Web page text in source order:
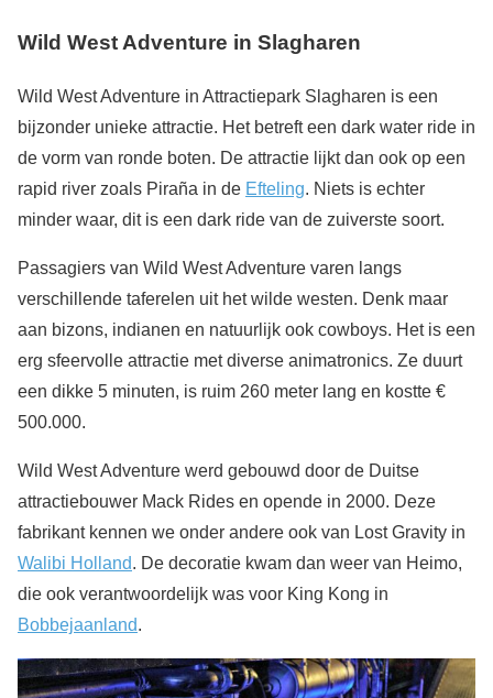
Wild West Adventure in Slagharen
Wild West Adventure in Attractiepark Slagharen is een
bijzonder unieke attractie. Het betreft een dark water ride in
de vorm van ronde boten. De attractie lijkt dan ook op een
rapid river zoals Piraña in de Efteling. Niets is echter
minder waar, dit is een dark ride van de zuiverste soort.
Passagiers van Wild West Adventure varen langs
verschillende taferelen uit het wilde westen. Denk maar
aan bizons, indianen en natuurlijk ook cowboys. Het is een
erg sfeervolle attractie met diverse animatronics. Ze duurt
een dikke 5 minuten, is ruim 260 meter lang en kostte €
500.000.
Wild West Adventure werd gebouwd door de Duitse
attractiebouwer Mack Rides en opende in 2000. Deze
fabrikant kennen we onder andere ook van Lost Gravity in
Walibi Holland. De decoratie kwam dan weer van Heimo,
die ook verantwoordelijk was voor King Kong in
Bobbejaanland.